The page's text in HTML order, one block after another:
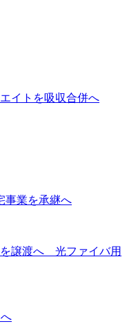
イトを吸収合併へ
事業を承継へ
譲渡へ 光ファイバ用